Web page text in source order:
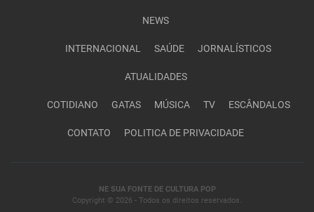
NEWS
INTERNACIONAL SAÚDE JORNALÍSTICOS
ATUALIDADES
COTIDIANO GATAS MÚSICA TV ESCÂNDALOS
CONTATO POLITICA DE PRIVACIDADE
NE SUA FONTE DE CULTURA POP
Copyright © 2026 - Todos os direitos reservados.